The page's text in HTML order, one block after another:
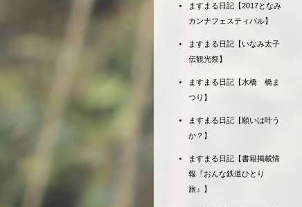
ますまる日記【2017となみ
カンナフェスティバル】
ますまる日記【いなみ太子
伝観光祭】
ますまる日記【水橋 橋ま
つり】
ますまる日記【願いは叶う
か？】
ますまる日記【書籍掲載情
報『おんな鉄道ひとり
旅』】